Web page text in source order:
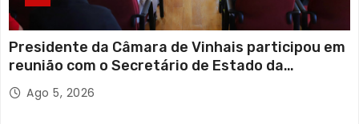
Presidente da Câmara de Vinhais participou em
reunião com o Secretário de Estado da
Proteção Civil
Ago 5, 2026